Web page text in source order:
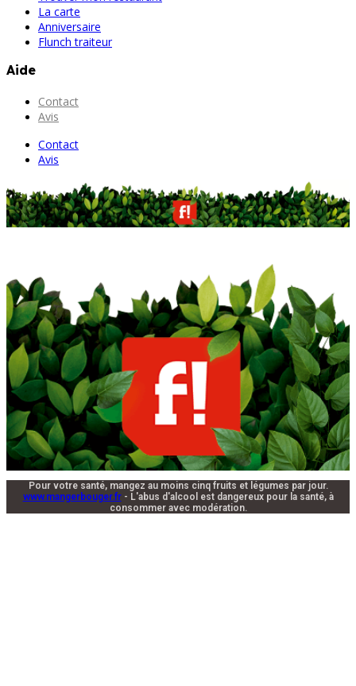
La carte
Anniversaire
Flunch traiteur
Aide
Contact
Avis
Contact
Avis
Pour votre santé, mangez au moins cinq fruits et légumes par jour.
www.mangerbouger.fr- L'abus d'alcool est dangereux pour la santé, à
consommer avec modération.